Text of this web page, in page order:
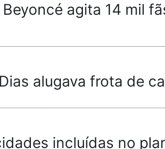
agita 14 mil
alugava frota de
incluídas no